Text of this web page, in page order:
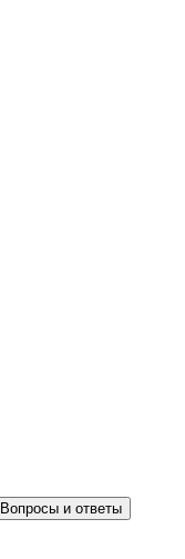
Вопросы и ответы